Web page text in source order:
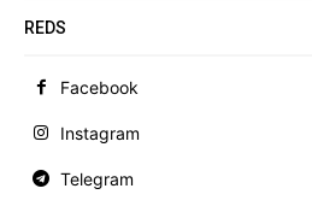
REDS
Facebook
Instagram
Telegram